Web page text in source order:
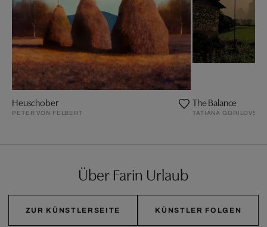
Heuschober
PETER VON FELBERT
The Balance
TATIANA GORILOVSKY
Über Farin Urlaub
ZUR KÜNSTLERSEITE KÜNSTLER FOLGEN